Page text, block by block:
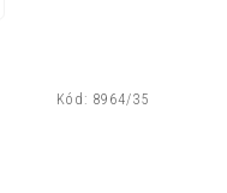
Kód: 8964/35